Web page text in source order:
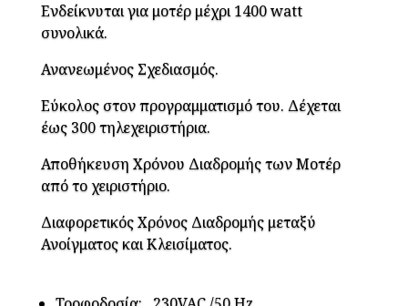
Ενδείκνυται για μοτέρ μέχρι 1400 watt
συνολικά.
Ανανεωμένος Σχεδιασμός.
Εύκολος στον προγραμματισμό του. Δέχεται
έως 300 τηλεχειριστήρια.
Αποθήκευση Χρόνου Διαδρομής των Μοτέρ
από το χειριστήριο.
Διαφορετικός Χρόνος Διαδρομής μεταξύ
Ανοίγματος και Κλεισίματος.